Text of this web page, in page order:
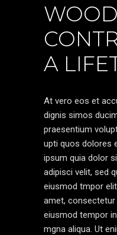
A
At vero eos et
dignis simos
praesentium
upti quos dolores
ipsum quia dolor
adipisci velit, sed
eiusmod tmpor
amet, consectetur
eiusmod tempor
mgna aliqua. Ut